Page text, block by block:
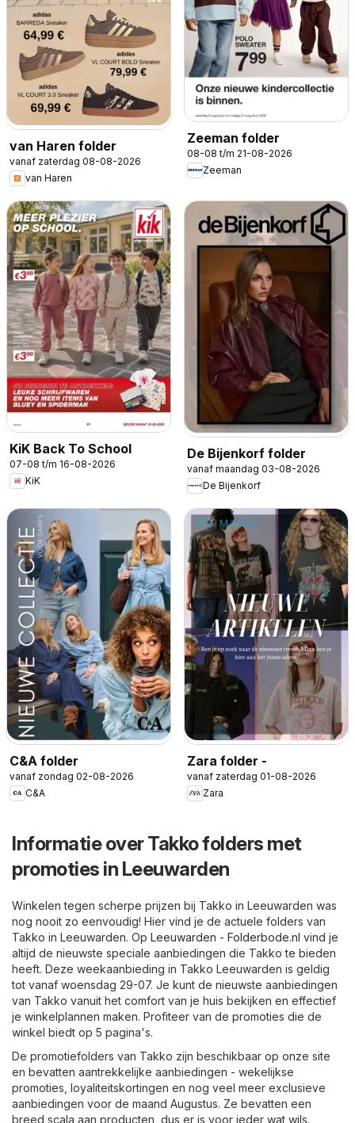
van Haren folder
vanaf zaterdag 08-08-2026
van Haren
Zeeman folder
08-08 t/m 21-08-2026
Zeeman
KiK Back To School
07-08 t/m 16-08-2026
KiK
De Bijenkorf folder
vanaf maandag 03-08-2026
De Bijenkorf
C&A folder
vanaf zondag 02-08-2026
C&A
Zara folder -
vanaf zaterdag 01-08-2026
Zara
Informatie over Takko folders met
promoties in Leeuwarden
Winkelen tegen scherpe prijzen bij Takko in Leeuwarden was
nog nooit zo eenvoudig! Hier vind je de actuele folders van
Takko in Leeuwarden. Op Leeuwarden - Folderbode.nl vind je
altijd de nieuwste speciale aanbiedingen die Takko te bieden
heeft. Deze weekaanbieding in Takko Leeuwarden is geldig
tot vanaf woensdag 29-07. Je kunt de nieuwste aanbiedingen
van Takko vanuit het comfort van je huis bekijken en effectief
je winkelplannen maken. Profiteer van de promoties die de
winkel biedt op 5 pagina's.
De promotiefolders van Takko zijn beschikbaar op onze site
en bevatten aantrekkelijke aanbiedingen - wekelijkse
promoties, loyaliteitskortingen en nog veel meer exclusieve
aanbiedingen voor de maand Augustus. Ze bevatten een
breed scala aan producten, dus er is voor ieder wat wils.